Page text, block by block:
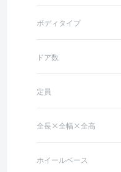
ボディタイプ
ドア数
定員
全長×全幅×全高
ホイールベース